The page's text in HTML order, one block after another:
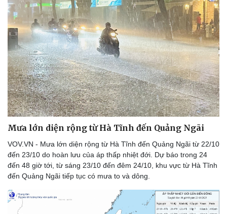
Mưa lớn diện rộng từ Hà Tĩnh đến Quảng Ngãi
VOV.VN - Mưa lớn diện rộng từ Hà Tĩnh đến Quảng Ngãi từ 22/10
đến 23/10 do hoàn lưu của áp thấp nhiệt đới. Dự báo trong 24
đến 48 giờ tới, từ sáng 23/10 đến đêm 24/10, khu vực từ Hà Tĩnh
đến Quảng Ngãi tiếp tục có mưa to và dông.